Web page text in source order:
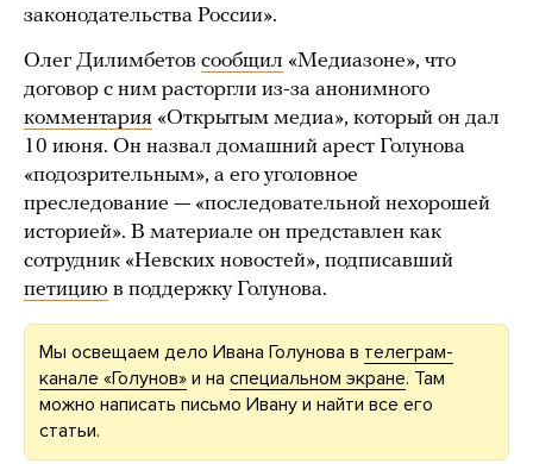
законодательства России».
Олег Дилимбетов сообщил «Медиазоне», что
договор с ним расторгли из-за анонимного
комментария «Открытым медиа», который он дал
10 июня. Он назвал домашний арест Голунова
«подозрительным», а его уголовное
преследование — «последовательной нехорошей
историей». В материале он представлен как
сотрудник «Невских новостей», подписавший
петицию в поддержку Голунова.
Мы освещаем дело Ивана Голунова в телеграм-
канале «Голунов» и на специальном экране. Там
можно написать письмо Ивану и найти все его
статьи.